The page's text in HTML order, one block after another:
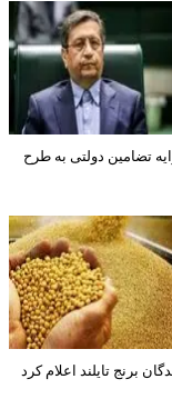
دولتی به طرح
تایلند اعلام کرد